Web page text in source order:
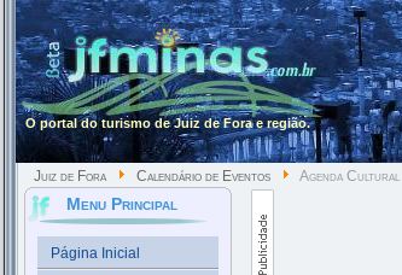
O portal do turismo de Juiz de Fora e região.
Juiz de Fora Calendário de Eventos Agenda Cultural
Menu Principal
Página Inicial